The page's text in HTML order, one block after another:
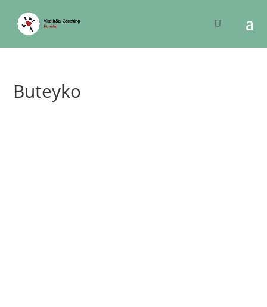
Buteyko